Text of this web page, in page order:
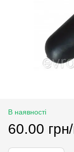
В наявності
60.00